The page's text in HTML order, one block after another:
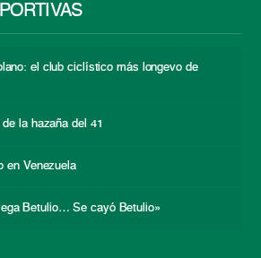
el club ciclístico más longevo de
la hazaña del 41
en Venezuela
Betulio… Se cayó Betulio»